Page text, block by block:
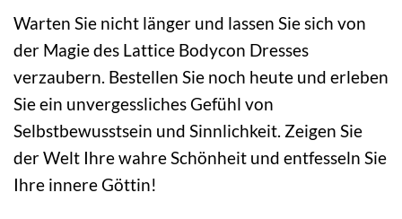
Warten Sie nicht länger und lassen Sie sich von
der Magie des Lattice Bodycon Dresses
verzaubern. Bestellen Sie noch heute und erleben
Sie ein unvergessliches Gefühl von
Selbstbewusstsein und Sinnlichkeit. Zeigen Sie
der Welt Ihre wahre Schönheit und entfesseln Sie
Ihre innere Göttin!